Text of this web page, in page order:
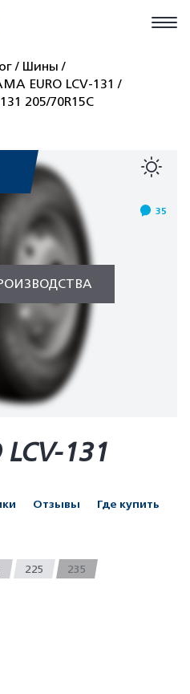
Шины
EURO LCV-131
205/70R15C
35
131
Отзывы
Где купить
225 235